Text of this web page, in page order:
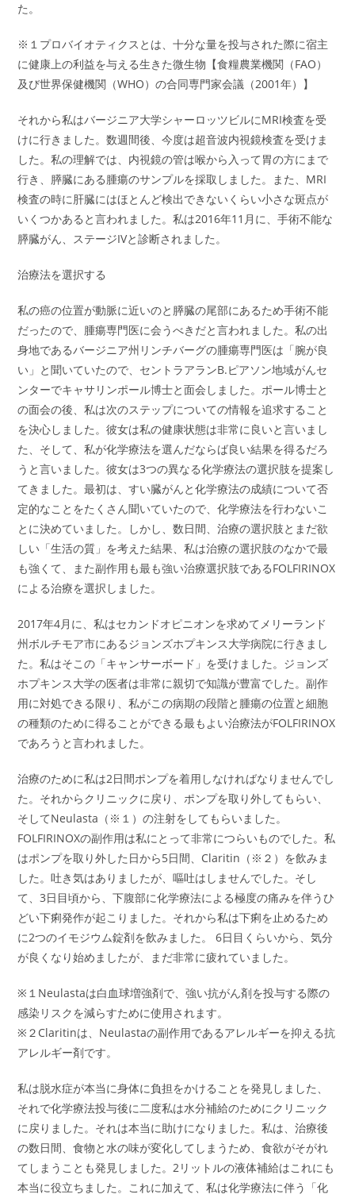
た。
※１プロバイオティクスとは、十分な量を投与された際に宿主
に健康上の利益を与える生きた微生物【食糧農業機関（FAO）
及び世界保健機関（WHO）の合同専門家会議（2001年）】
それから私はバージニア大学シャーロッツビルにMRI検査を受
けに行きました。数週間後、今度は超音波内視鏡検査を受けま
した。私の理解では、内視鏡の管は喉から入って胃の方にまで
行き、膵臓にある腫瘍のサンプルを採取しました。また、MRI
検査の時に肝臓にはほとんど検出できないくらい小さな斑点が
いくつかあると言われました。私は2016年11月に、手術不能な
膵臓がん、ステージIVと診断されました。
治療法を選択する
私の癌の位置が動脈に近いのと膵臓の尾部にあるため手術不能
だったので、腫瘍専門医に会うべきだと言われました。私の出
身地であるバージニア州リンチバーグの腫瘍専門医は「腕が良
い」と聞いていたので、セントラアランB.ピアソン地域がんセ
ンターでキャサリンポール博士と面会しました。ポール博士と
の面会の後、私は次のステップについての情報を追求すること
を決心しました。彼女は私の健康状態は非常に良いと言いまし
た、そして、私が化学療法を選んだならば良い結果を得るだろ
うと言いました。彼女は3つの異なる化学療法の選択肢を提案し
てきました。最初は、すい臓がんと化学療法の成績について否
定的なことをたくさん聞いていたので、化学療法を行わないこ
とに決めていました。しかし、数日間、治療の選択肢とまだ欲
しい「生活の質」を考えた結果、私は治療の選択肢のなかで最
も強くて、また副作用も最も強い治療選択肢であるFOLFIRINOX
による治療を選択しました。
2017年4月に、私はセカンドオピニオンを求めてメリーランド
州ボルチモア市にあるジョンズホプキンス大学病院に行きまし
た。私はそこの「キャンサーボード」を受けました。ジョンズ
ホプキンス大学の医者は非常に親切で知識が豊富でした。副作
用に対処できる限り、私がこの病期の段階と腫瘍の位置と細胞
の種類のために得ることができる最もよい治療法がFOLFIRINOX
であろうと言われました。
治療のために私は2日間ポンプを着用しなければなりませんでし
た。それからクリニックに戻り、ポンプを取り外してもらい、
そしてNeulasta（※１）の注射をしてもらいました。
FOLFIRINOXの副作用は私にとって非常につらいものでした。私
はポンプを取り外した日から5日間、Claritin（※２）を飲みま
した。吐き気はありましたが、嘔吐はしませんでした。そし
て、3日目頃から、下腹部に化学療法による極度の痛みを伴うひ
どい下痢発作が起こりました。それから私は下痢を止めるため
に2つのイモジウム錠剤を飲みました。 6日目くらいから、気分
が良くなり始めましたが、まだ非常に疲れていました。
※１Neulastaは白血球増強剤で、強い抗がん剤を投与する際の
感染リスクを減らすために使用されます。
※２Claritinは、Neulastaの副作用であるアレルギーを抑える抗
アレルギー剤です。
私は脱水症が本当に身体に負担をかけることを発見しました、
それで化学療法投与後に二度私は水分補給のためにクリニック
に戻りました。それは本当に助けになりました。私は、治療後
の数日間、食物と水の味が変化してしまうため、食欲がそがれ
てしまうことも発見しました。2リットルの液体補給はこれにも
本当に役立ちました。これに加えて、私は化学療法に伴う「化